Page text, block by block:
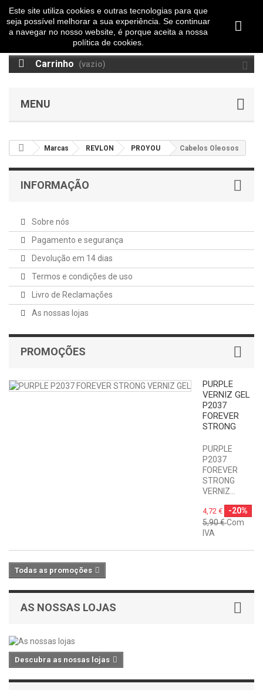
Carrinho (vazio)
MENU
Marcas REVLON PROYOU Cabelos Oleosos
INFORMAÇÃO
Sobre nós
Pagamento e segurança
Devolução em 14 dias
Termos e condições de uso
Livro de Reclamações
As nossas lojas
PROMOÇÕES
PURPLE
VERNIZ GEL
P2037
FOREVER
STRONG
PURPLE
P2037
FOREVER
STRONG
VERNIZ...
4,72 €
-20%
5,90 €Com
IVA
Todas as promoções
AS NOSSAS LOJAS
Descubra as nossas lojas
Este site utiliza cookies e outras tecnologias para que
seja possível melhorar a sua experiência. Se continuar
a navegar no nosso website, é porque aceita a nossa
política de cookies.